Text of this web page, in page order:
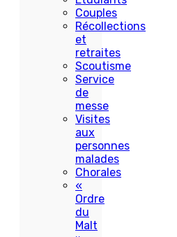
Couples
Récollections
et
retraites
Scoutisme
Service
de
messe
Visites
aux
personnes
malades
Chorales
«
Ordre
du
Malt